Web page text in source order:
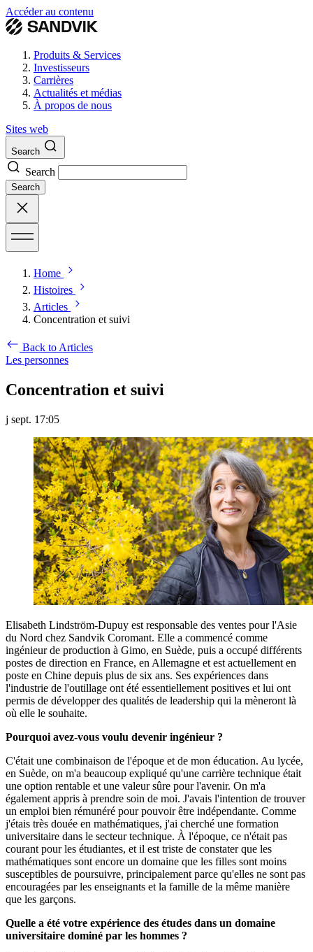
Accéder au contenu
Produits & Services
Investisseurs
Carrières
Actualités et médias
À propos de nous
Sites web
Search
Search
Search
Home
Histoires
Articles
Concentration et suivi
Back to Articles
Les personnes
Concentration et suivi
j sept. 17:05
Elisabeth Lindström-Dupuy est responsable des ventes pour l'Asie
du Nord chez Sandvik Coromant. Elle a commencé comme
ingénieur de production à Gimo, en Suède, puis a occupé différents
postes de direction en France, en Allemagne et est actuellement en
poste en Chine depuis plus de six ans. Ses expériences dans
l'industrie de l'outillage ont été essentiellement positives et lui ont
permis de développer des qualités de leadership qui la mèneront là
où elle le souhaite.
Pourquoi avez-vous voulu devenir ingénieur ?
C'était une combinaison de l'époque et de mon éducation. Au lycée,
en Suède, on m'a beaucoup expliqué qu'une carrière technique était
une option rentable et une valeur sûre pour l'avenir. On m'a
également appris à prendre soin de moi. J'avais l'intention de trouver
un emploi bien rémunéré pour pouvoir être indépendante. Comme
j'étais très douée en mathématiques, j'ai cherché une formation
universitaire dans le secteur technique. À l'époque, ce n'était pas
courant pour les étudiantes, et il est triste de constater que les
mathématiques sont encore un domaine que les filles sont moins
susceptibles de poursuivre, principalement parce qu'elles ne sont pas
encouragées par les enseignants et la famille de la même manière
que les garçons.
Quelle a été votre expérience des études dans un domaine
universitaire dominé par les hommes ?